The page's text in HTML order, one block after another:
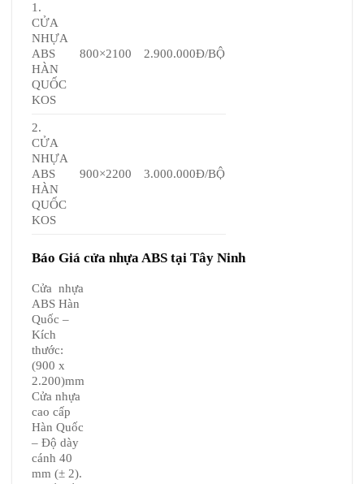
1.
CỬA
NHỰA
ABS
HÀN
QUỐC
KOS
800×2100 2.900.000Đ/BỘ
2.
CỬA
NHỰA
ABS
HÀN
QUỐC
KOS
900×2200 3.000.000Đ/BỘ
Báo Giá cửa nhựa ABS tại Tây Ninh
Cửa nhựa
ABS Hàn
Quốc –
Kích
thước:
(900 x
2.200)mm
Cửa nhựa
cao cấp
Hàn Quốc
– Độ dày
cánh 40
mm (± 2).